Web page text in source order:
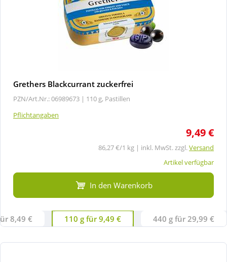
Grethers Blackcurrant zuckerfrei
PZN/Art.Nr.: 06989673 | 110 g, Pastillen
Pflichtangaben
9,49 €
86,27 €/1 kg | inkl. MwSt. zzgl.Versand
Artikel verfügbar
In den Warenkorb
8,49 € 110 g für 9,49 € 440 g für 29,99 €